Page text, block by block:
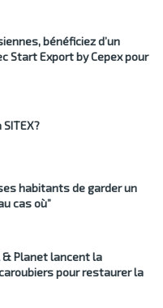
bénéficiez d’un
Start Export by Cepex pour
habitants de garder un
cas où”
& Planet lancent la
pour restaurer la